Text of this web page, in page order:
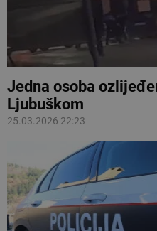
Jedna osoba
Ljubuškom
25.03.2026 22:23